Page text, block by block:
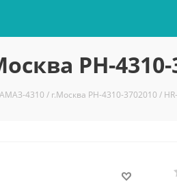
РН-4310-
4310 / г.Москва РН-4310-3702010 /